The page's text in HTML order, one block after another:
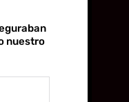
nuestro